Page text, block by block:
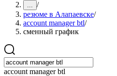
... /
резюме в Алапаевске/
account manager btl/
сменный график
account manager btl